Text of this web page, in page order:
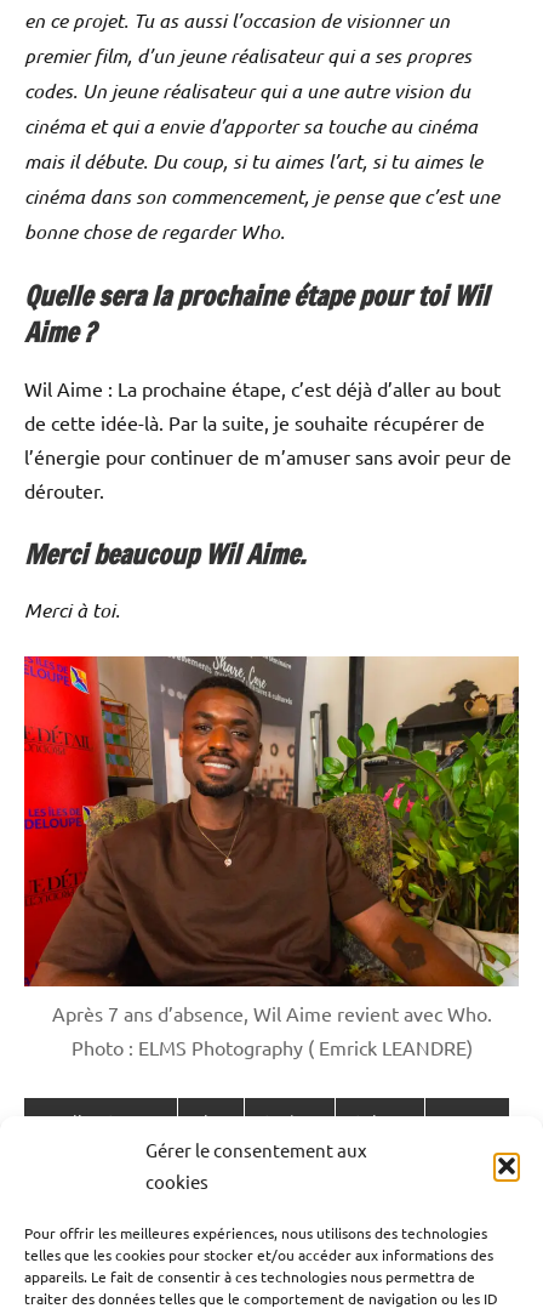
Gérer le consentement aux
cookies
Pour offrir les meilleures expériences, nous utilisons des technologies
telles que les cookies pour stocker et/ou accéder aux informations des
appareils. Le fait de consentir à ces technologies nous permettra de
traiter des données telles que le comportement de navigation ou les ID
en ce projet. Tu as aussi l’occasion de visionner un
premier film, d’un jeune réalisateur qui a ses propres
codes. Un jeune réalisateur qui a une autre vision du
cinéma et qui a envie d’apporter sa touche au cinéma
mais il débute. Du coup, si tu aimes l’art, si tu aimes le
cinéma dans son commencement, je pense que c’est une
bonne chose de regarder Who.
Quelle sera la prochaine étape pour toi Wil
Aime ?
Wil Aime : La prochaine étape, c’est déjà d’aller au bout
de cette idée-là. Par la suite, je souhaite récupérer de
l’énergie pour continuer de m’amuser sans avoir peur de
dérouter.
Merci beaucoup Wil Aime.
Merci à toi.
Après 7 ans d’absence, Wil Aime revient avec Who.
Photo : ELMS Photography ( Emrick LEANDRE)
françaises
antilles-
guyane,
Antilles-Guyane Blog Cinéma Culture France
Navigation
de
Publication précédente
Chlordécone : le Parlement reconnaît enfin la
responsabilité de l’État